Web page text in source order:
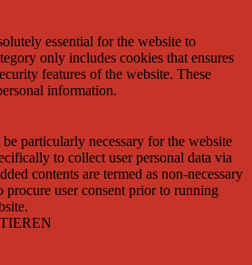
essential for the website to
only includes cookies that ensures
features of the website. These
information.
particularly necessary for the website
to collect user personal data via
contents are termed as non-necessary
procure user consent prior to running